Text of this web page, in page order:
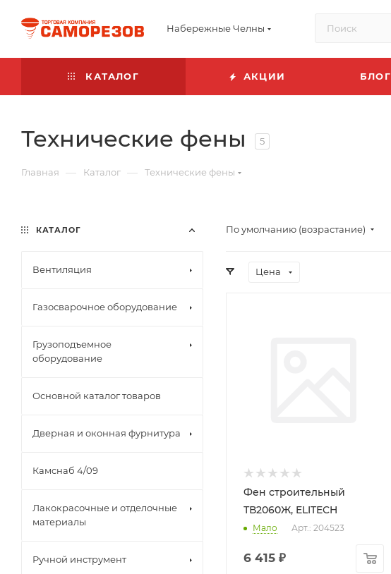
Набережные Челны
КАТАЛОГ АКЦИИ БЛОГ
Технические фены 5
Главная — Каталог — Технические фены
По умолчанию (возрастание)
Цена
Фен строительный
ТВ2060Ж, ELITECH
Мало Арт.: 204523
6 415 ₽
КАТАЛОГ
Вентиляция
Газосварочное оборудование
Грузоподъемное
оборудование
Основной каталог товаров
Дверная и оконная фурнитура
Камснаб 4/09
Лакокрасочные и отделочные
материалы
Ручной инструмент